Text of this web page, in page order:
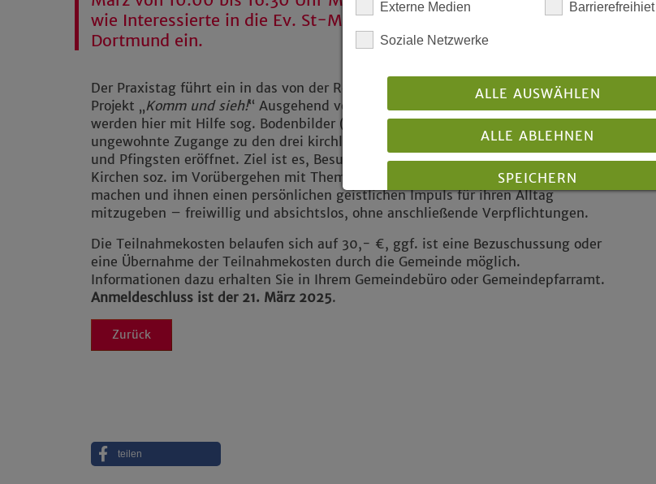
wie Interessierte in die Ev. St-Marien-Kirchengemeinde in
Dortmund ein.
Der Praxistag führt ein in das von der Referentin Damaris Friedrich entwickelte
Projekt „Komm und sieh!“ Ausgehend vom Glaubenskurs „
werden hier mit Hilfe sog. Bodenbilder (Symbole, Naturmaterialien etc.)
ungewohnte Zugange zu den drei kirchlichen Festen von Weihnachten, Ostern
und Pfingsten eröffnet. Ziel ist es, Besucherinnen und Besucher von Offenen
Kirchen soz. im Vorübergehen mit Themen des christlichen Glaubens bekannt zu
machen und ihnen einen persönlichen geistlichen Impuls für ihren Alltag
mitzugeben – freiwillig und absichtslos, ohne anschließende Verpflichtungen.
Die Teilnahmekosten belaufen sich auf 30,- €, ggf. ist eine Bezuschussung oder
eine Übernahme der Teilnahmekosten durch die Gemeinde möglich.
Informationen dazu erhalten Sie in Ihrem Gemeindebüro oder Gemeindepfarramt.
Anmeldeschluss ist der 21. März 2025.
Zurück
teilen
Externe Medien Barrierefreihiet
Soziale Netzwerke
ALLE AUSWÄHLEN
ALLE ABLEHNEN
SPEICHERN
Details anzeigen
Impressum|Datenschutz